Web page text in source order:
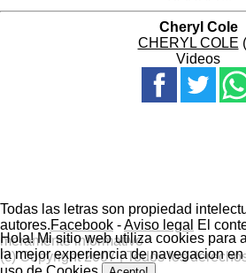
Cheryl Cole
CHERYL COLE
Videos
Todas las letras son propiedad
autores.Facebook -Aviso legal El
meramente informativo
(c) Copyright 2007 | Todos los
Hola! Mi sitio web utiliza cookies para
la mejor experiencia de navegacion